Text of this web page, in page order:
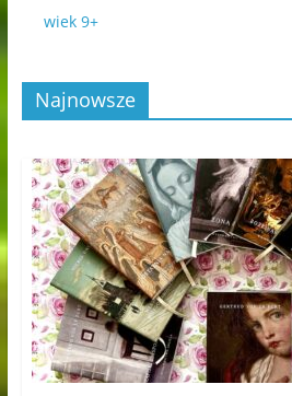
wiek 9+
Najnowsze